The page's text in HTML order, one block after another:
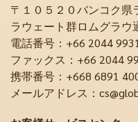
〒１０５２０バンコク
ラウェート群ロムグラウ
電話番号：+66 2044 9931
ファックス：+66 2044
携帯番号：+668 6891
メールアドレス：